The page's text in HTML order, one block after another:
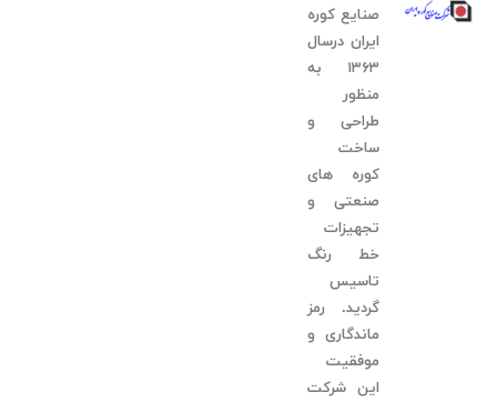
صنایع کوره
ایران درسال
۱۳۶۳ به
منظور
طراحی و
ساخت
کوره های
صنعتی و
تجهیزات
خط رنگ
تاسیس
گردید. رمز
ماندگاری و
موفقیت
این شرکت